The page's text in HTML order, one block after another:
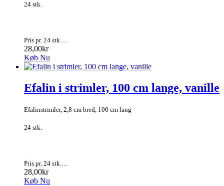
24 stk.
Pris pr. 24 stk.…
28,00kr
Køb Nu
Efalin i strimler, 100 cm lange, vanille
Efalinstrimler, 2,8 cm bred, 100 cm lang
24 stk.
Pris pr. 24 stk.…
28,00kr
Køb Nu